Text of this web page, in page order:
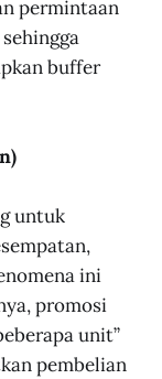
permintaan
buffer
untuk
ini
promosi
unit”
pembelian